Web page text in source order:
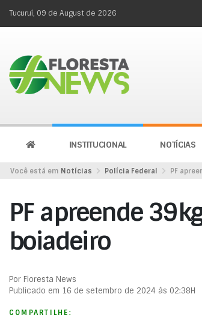
Tucuruí, 09 de August de 2026
INSTITUCIONAL NOTÍCIAS
Você está em Notícias Polícia Federal PF
PF apreende
boiadeiro
Por Floresta News
Publicado em 16 de setembro de 2024 às 02:38H
COMPARTILHE: